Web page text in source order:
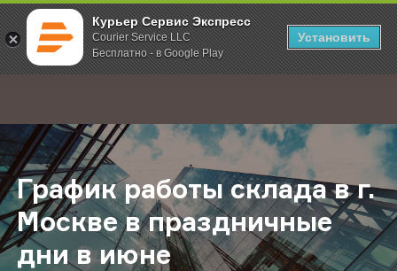
Курьер Сервис Экспресс
Courier Service LLC
Бесплатно - в Google Play
Установить
; Главная О компании Новости График работы склада в г.
График работы склада в г.
Москве в праздничные
дни в июне